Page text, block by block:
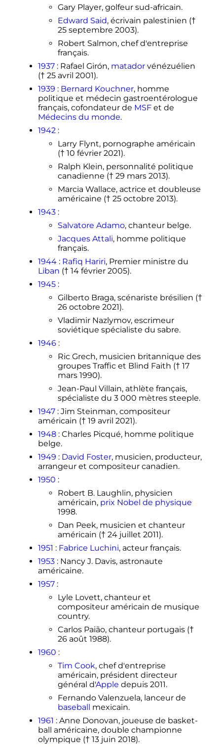
Gary Player, golfeur sud-africain.
Edward Said, écrivain palestinien (†
25 septembre 2003).
Robert Salmon, chef d'entreprise
français.
1937 : Rafael Girón, matadorvénézuélien
(† 25 avril 2001).
1939 : Bernard Kouchner, homme
politique et médecin gastroentérologue
français, cofondateur de MSFet de
Médecins du monde.
1942 :
Larry Flynt, pornographe américain
(† 10 février 2021).
Ralph Klein, personnalité politique
canadienne († 29 mars 2013).
Marcia Wallace, actrice et doubleuse
américaine († 25 octobre 2013).
1943 :
Salvatore Adamo, chanteur belge.
Jacques Attali, homme politique
français.
1944 : Rafiq Hariri, Premier ministre du
Liban († 14 février 2005).
1945 :
Gilberto Braga, scénariste brésilien (†
26 octobre 2021).
Vladimir Nazlymov, escrimeur
soviétique spécialiste du sabre.
1946 :
Ric Grech, musicien britannique des
groupes Traffic et Blind Faith († 17
mars 1990).
Jean-Paul Villain, athlète français,
spécialiste du 3 000 mètressteeple.
1947 : Jim Steinman, compositeur
américain († 19 avril 2021).
1948 : Charles Picqué, homme politique
belge.
1949 : David Foster, musicien, producteur,
arrangeur et compositeur canadien.
1950 :
Robert B. Laughlin, physicien
américain, prix Nobel de physique
1998.
Dan Peek, musicien et chanteur
américain († 24 juillet 2011).
1951 : Fabrice Luchini, acteur français.
1953 : Nancy J. Davis, astronaute
américaine.
1957 :
Lyle Lovett, chanteur et
compositeur américain de musique
country.
Carlos Paião, chanteur portugais (†
26 août 1988).
1960 :
Tim Cook, chef d'entreprise
américain, président directeur
général d'Apple depuis 2011.
Fernando Valenzuela, lanceur de
baseball mexicain.
1961 : Anne Donovan, joueuse de basket-
ball américaine, double championne
olympique († 13 juin 2018).